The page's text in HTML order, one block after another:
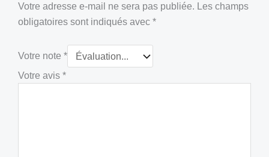
Votre adresse e-mail ne sera pas publiée. Les champs
obligatoires sont indiqués avec *
Votre note *
Votre avis *